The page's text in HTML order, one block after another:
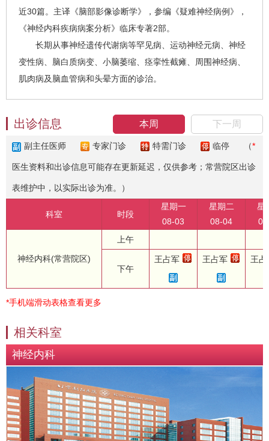
近30篇。主译《脑部影像诊断学》，参编《疑难神经病例》，
《神经内科疾病病案分析》临床专著2部。
长期从事神经遗传代谢病等罕见病、运动神经元病、神经
变性病、脑白质病变、小脑萎缩、痉挛性截瘫、周围神经病、
肌肉病及脑血管病和头晕方面的诊治。
本周 下一周
出诊信息
副主任医师 专家门诊 特需门诊 临停 （*
医生资料和出诊信息可能存在更新延迟，仅供参考；常营院区出诊
表维护中，以实际出诊为准。）
科室 时段
星期一
08-03
星期二
08-04
星
神经内科(常营院区)
上午
下午
王占军 王占军 王
*手机端滑动表格查看更多
相关科室
神经内科